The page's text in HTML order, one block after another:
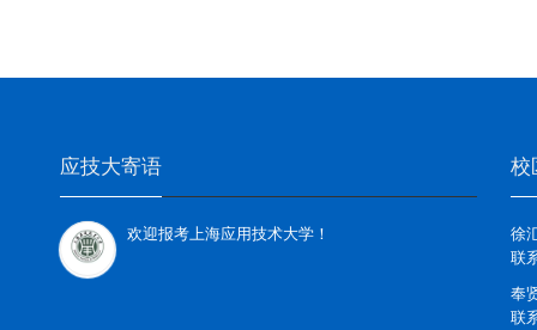
应技大寄语
上海应用技术大学是你理想的选择。
校
徐
联
奉
联